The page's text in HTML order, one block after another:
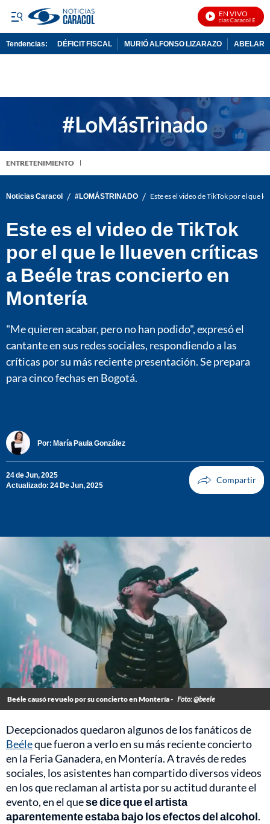
EN VIVO
Noticias Caracol En Vivo
Tendencias: DÉFICIT FISCAL MURIÓ ALFONSO LIZARAZO
ENTRETENIMIENTO
Noticias Caracol / #LOMÁSTRINADO / Este es el video de TikTok por el que
Este es el video de TikTok
por el que le llueven críticas
a Beéle tras concierto en
Montería
"Me quieren acabar, pero no han podido", expresó el
cantante en sus redes sociales, respondiendo a las
críticas por su más reciente presentación. Se prepara
para cinco fechas en Bogotá.
Por: María Paula González
24 de Jun, 2025
Actualizado: 24 De Jun, 2025
Beéle causó revuelo por su concierto en Montería - Foto: @beele
Decepcionados quedaron algunos de los fanáticos de
Beéleque fueron a verlo en su más reciente concierto
en la Feria Ganadera, en Montería. A través de redes
sociales, los asistentes han compartido diversos videos
en los que reclaman al artista por su actitud durante el
evento, en el quese dice que el artista
aparentemente estaba bajo los efectos del alcohol.